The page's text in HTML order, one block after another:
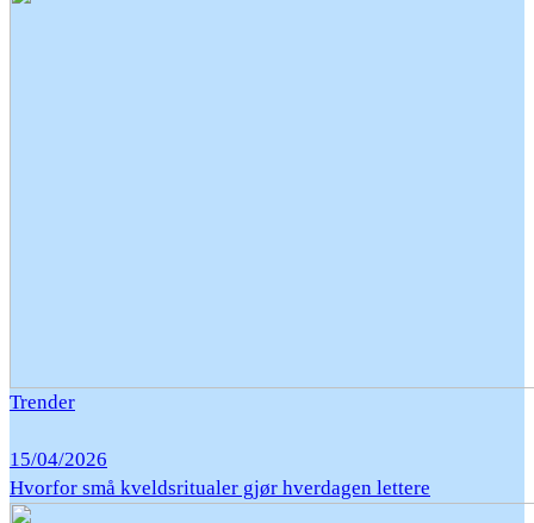
Trender
15/04/2026
Hvorfor små kveldsritualer gjør hverdagen lettere